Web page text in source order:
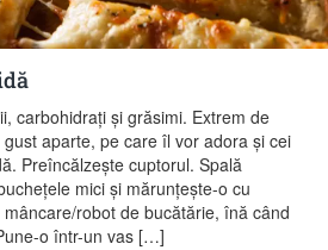
carbohidrați și grăsimi. Extrem de
aparte, pe care îl vor adora și cei
Preîncălzește cuptorul. Spală
mici și mărunțește-o cu
robot de bucătărie, înă când
o într-un vas […]